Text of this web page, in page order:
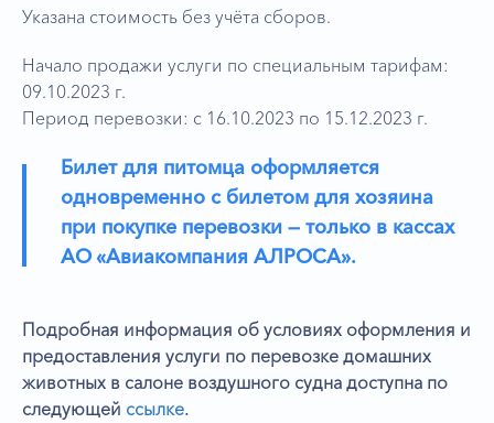
Указана стоимость без учёта сборов.
Начало продажи услуги по специальным тарифам:
09.10.2023 г.
Период перевозки: с 16.10.2023 по 15.12.2023 г.
Билет для питомца оформляется
одновременно с билетом для хозяина
при покупке перевозки — только в кассах
АО «Авиакомпания АЛРОСА».
Подробная информация об условиях оформления и
предоставления услуги по перевозке домашних
животных в салоне воздушного судна доступна по
следующей ссылке.